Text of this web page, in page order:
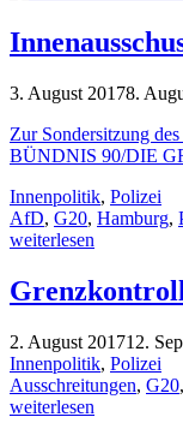
3. August 20178.
Zur Sondersitzung
BÜNDNIS 90/DIE
Innenpolitik, Polizei
AfD, G20, Hamburg,
weiterlesen
2. August 201712.
Innenpolitik, Polizei
Ausschreitungen, G20,
weiterlesen